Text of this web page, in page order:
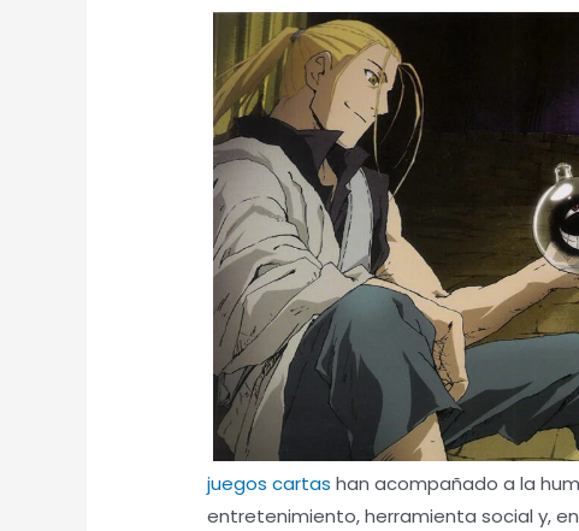
juegos cartas han acompañado a la
entretenimiento, herramienta social y,